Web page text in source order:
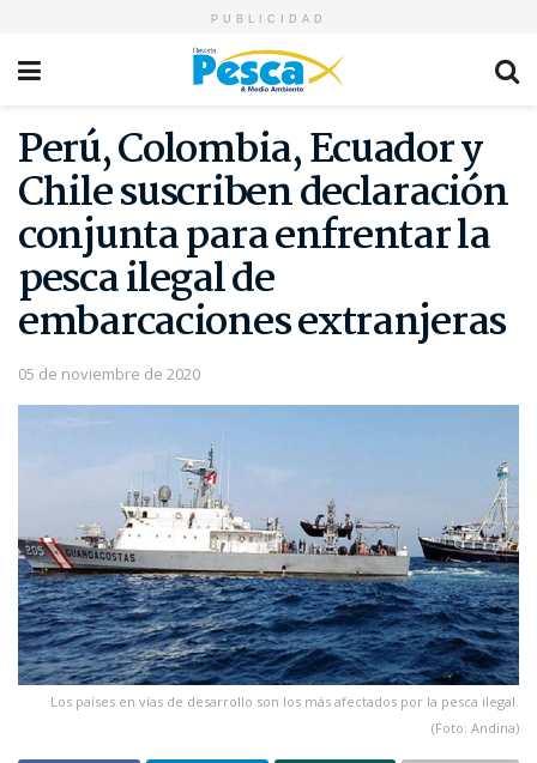
PUBLICIDAD
Perú, Colombia, Ecuador y
Chile suscriben declaración
conjunta para enfrentar la
pesca ilegal de
embarcaciones extranjeras
05 de noviembre de 2020
Los países en vías de desarrollo son los más afectados por la pesca ilegal.
(Foto: Andina)